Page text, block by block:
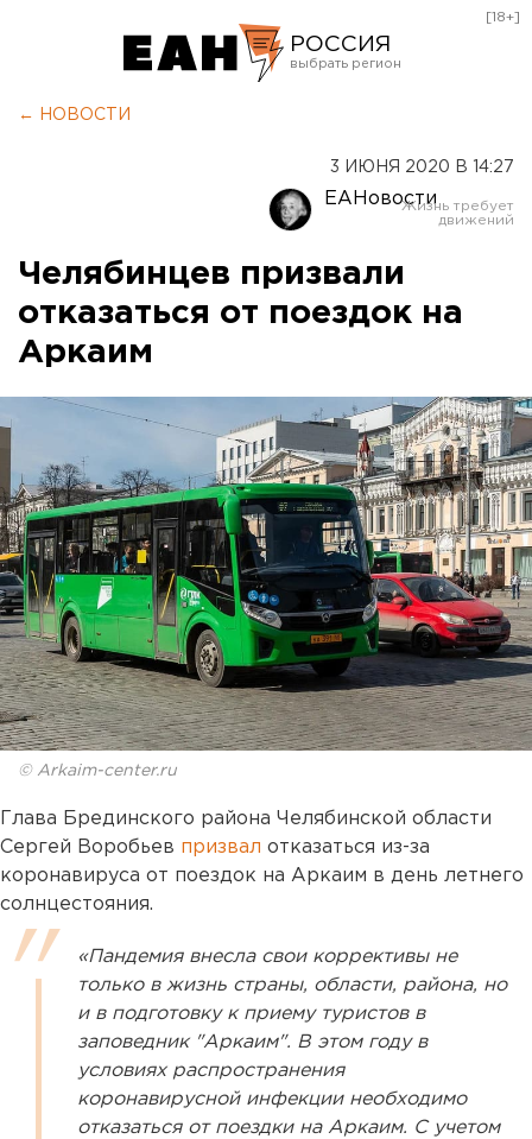
РОССИЯ
Оренбург
[18+]
← НОВОСТИ
3 ИЮНЯ 2020 В 14:27
ЕАНовости
Челябинцев призвали
отказаться от поездок на
Аркаим
© Arkaim-center.ru
Глава Брединского района Челябинской области
Сергей Воробьев призвал отказаться из-за
коронавируса от поездок на Аркаим в день летнего
солнцестояния.
«Пандемия внесла свои коррективы не
только в жизнь страны, области, района, но
и в подготовку к приему туристов в
заповедник "Аркаим". В этом году в
условиях распространения
коронавирусной инфекции необходимо
отказаться от поездки на Аркаим. С учетом